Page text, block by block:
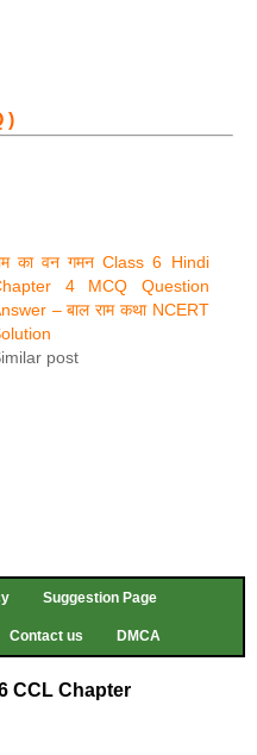
)
का वन गमन Class 6 Hindi
4 MCQ Question
– बाल राम कथा NCERT
post
Suggestion Page
Contact us DMCA
CCL Chapter